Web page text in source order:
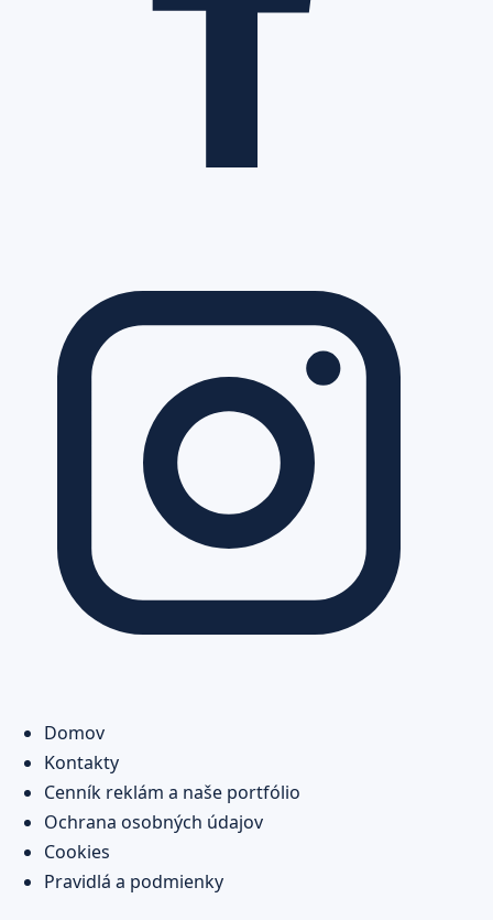
Domov
Kontakty
Cenník reklám a naše portfólio
Ochrana osobných údajov
Cookies
Pravidlá a podmienky